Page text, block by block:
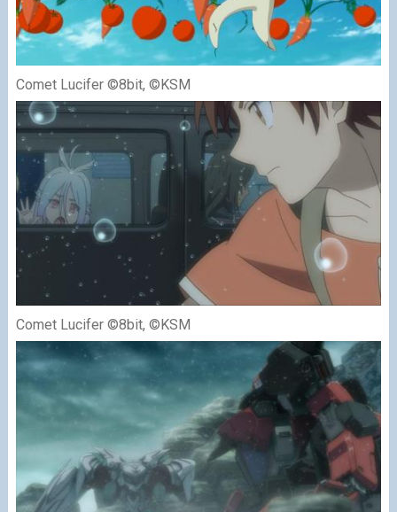
Comet Lucifer ©8bit, ©KSM
Comet Lucifer ©8bit, ©KSM